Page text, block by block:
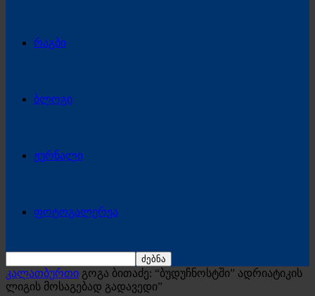
რაგბი
ბლოგი
ჟურნალი
ფოტოგალერეა
კალათბურთი გოგა ბითაძე: “ბუდუჩნოსტში” ადრიატიკის
ლიგის მოსაგებად გადავედი”